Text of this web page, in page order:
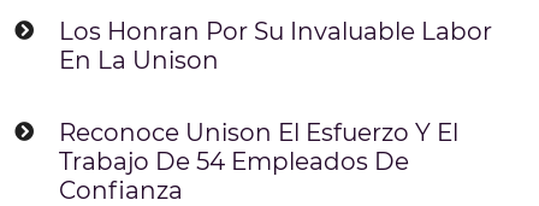
Los Honran Por Su Invaluable Labor
En La Unison
Reconoce Unison El Esfuerzo Y El
Trabajo De 54 Empleados De
Confianza